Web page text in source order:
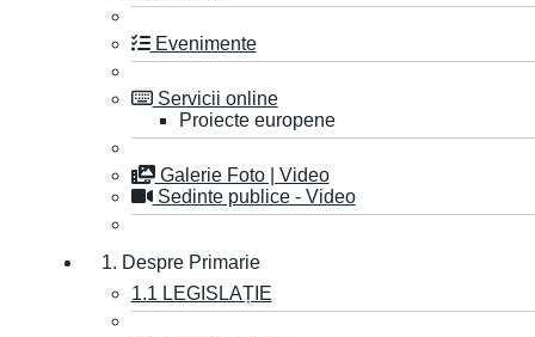
Evenimente
Servicii online
Proiecte europene
Galerie Foto | Video
Sedinte publice - Video
1. Despre Primarie
1.1 LEGISLAȚIE